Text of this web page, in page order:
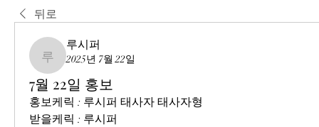
뒤로
루시퍼
루시퍼
2025년 7월 22일
7월 22일 홍보
홍보케릭 : 루시퍼 태사자 태사자형
받을케릭 : 루시퍼